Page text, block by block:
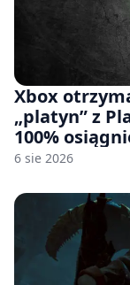
Xbox
„platyn” z
100%
czymś, co
6 sie 2026